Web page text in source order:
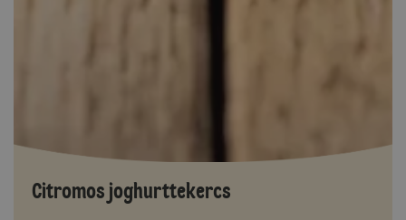
Citromos joghurttekercs